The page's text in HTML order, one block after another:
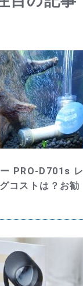
PRO-D701s レ
コストは？お勧